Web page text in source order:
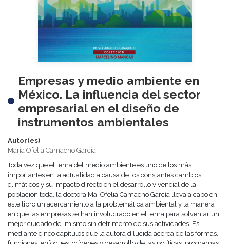
Empresas y medio ambiente en
México. La influencia del sector
empresarial en el diseño de
instrumentos ambientales
Autor(es)
María Ofelia Camacho García
Toda vez que el tema del medio ambiente es uno de los más
importantes en la actualidad a causa de los constantes cambios
climáticos y su impacto directo en el desarrollo vivencial de la
población toda, la doctora Ma. Ofelia Camacho García lleva a cabo en
este libro un acercamiento a la problemática ambiental y la manera
en que las empresas se han involucrado en el tema para solventar un
mejor cuidado del mismo sin detrimento de sus actividades. Es
mediante cinco capítulos que la autora dilucida acerca de las formas,